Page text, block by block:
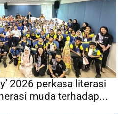
2026 perkasa literasi
muda terhadap...